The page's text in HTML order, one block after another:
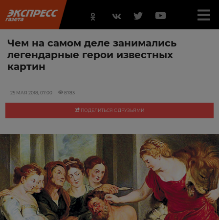
Чем на самом деле занимались
легендарные герои известных
картин
25 МАЯ 2018, 07:00 8783
ПОДЕЛИТЬСЯ С ДРУЗЬЯМИ